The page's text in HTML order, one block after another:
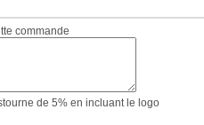
commande
de 5% en incluant le logo